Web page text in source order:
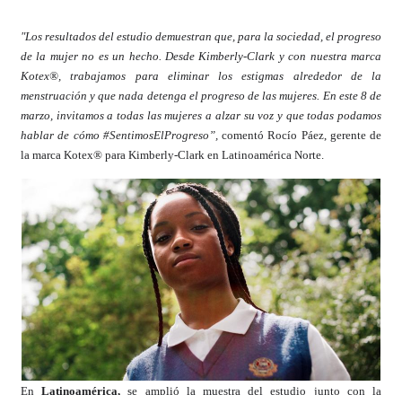
"Los resultados del estudio demuestran que, para la sociedad, el progreso
de la mujer no es un hecho. Desde Kimberly-Clark y con nuestra marca
Kotex®, trabajamos para eliminar los estigmas alrededor de la
menstruación y que nada detenga el progreso de las mujeres. En este 8 de
marzo, invitamos a todas las mujeres a alzar su voz y que todas podamos
hablar de cómo #SentimosElProgreso”, comentó Rocío Páez, gerente de
la marca Kotex® para Kimberly-Clark en Latinoamérica Norte.
EnLatinoamérica, se amplió la muestra del estudio junto con la